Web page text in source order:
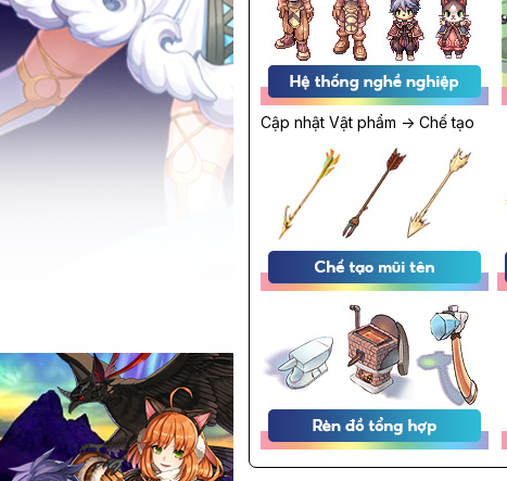
Cập nhật Vật phẩm -> Chế tạo